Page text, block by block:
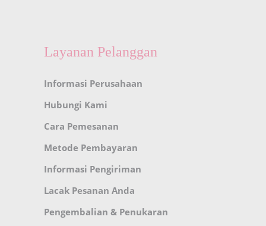
Layanan Pelanggan
Informasi Perusahaan
Hubungi Kami
Cara Pemesanan
Metode Pembayaran
Informasi Pengiriman
Lacak Pesanan Anda
Pengembalian & Penukaran